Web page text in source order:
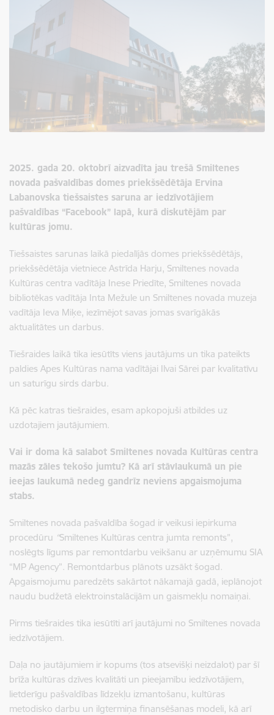
2025. gada 20. oktobrī aizvadīta jau trešā Smiltenes
novada pašvaldības domes priekšsēdētāja Ervina
Labanovska tiešsaistes saruna ar iedzīvotājiem
pašvaldības “Facebook” lapā, kurā diskutējām par
kultūras jomu.
Tiešsaistes sarunas laikā piedalījās domes priekšsēdētājs,
priekšsēdētāja vietniece Astrīda Harju, Smiltenes novada
Kultūras centra vadītāja Inese Priedīte, Smiltenes novada
bibliotēkas vadītāja Inta Mežule un Smiltenes novada muzeja
vadītāja Ieva Miķe, iezīmējot savas jomas svarīgākās
aktualitātes un darbus.
Tiešraides laikā tika iesūtīts viens jautājums un tika pateikts
paldies Apes Kultūras nama vadītājai Ilvai Sārei par kvalitatīvu
un saturīgu sirds darbu.
Kā pēc katras tiešraides, esam apkopojuši atbildes uz
uzdotajiem jautājumiem.
Vai ir doma kā salabot Smiltenes novada Kultūras centra
mazās zāles tekošo jumtu? Kā arī stāvlaukumā un pie
ieejas laukumā nedeg gandrīz neviens apgaismojuma
stabs.
Smiltenes novada pašvaldība šogad ir veikusi iepirkuma
procedūru “Smiltenes Kultūras centra jumta remonts”,
noslēgts līgums par remontdarbu veikšanu ar uzņēmumu SIA
“MP Agency”. Remontdarbus plānots uzsākt šogad.
Apgaismojumu paredzēts sakārtot nākamajā gadā, ieplānojot
naudu budžetā elektroinstalācijām un gaismekļu nomaiņai.
Pirms tiešraides tika iesūtīti arī jautājumi no Smiltenes novada
iedzīvotājiem.
Daļa no jautājumiem ir kopums (tos atsevišķi neizdalot) par šī
brīža kultūras dzīves kvalitāti un pieejamību iedzīvotājiem,
lietderīgu pašvaldības līdzekļu izmantošanu, kultūras
metodisko darbu un ilgtermiņa finansēšanas modeli, kā arī